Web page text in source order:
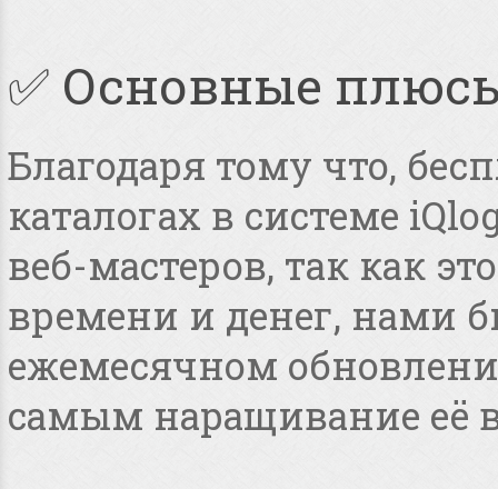
✅ Основные
Благодаря тому что,
каталогах в системе
веб-мастеров, так как
времени и денег, нами
ежемесячном
самым наращивание её